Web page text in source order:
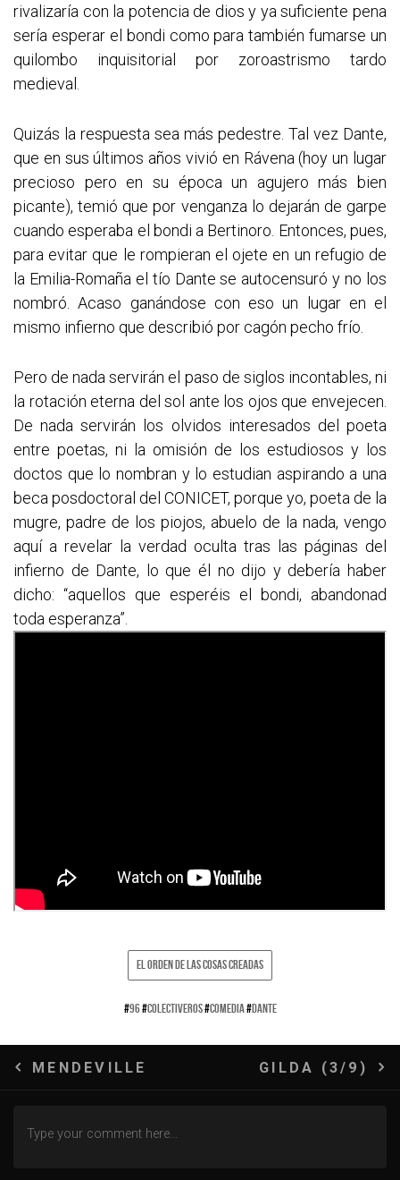
rivalizaría con la potencia de dios y ya suficiente pena
sería esperar el bondi como para también fumarse un
quilombo inquisitorial por zoroastrismo tardo
medieval.
Quizás la respuesta sea más pedestre. Tal vez Dante,
que en sus últimos años vivió en Rávena (hoy un lugar
precioso pero en su época un agujero más bien
picante), temió que por venganza lo dejarán de garpe
cuando esperaba el bondi a Bertinoro. Entonces, pues,
para evitar que le rompieran el ojete en un refugio de
la Emilia-Romaña el tío Dante se autocensuró y no los
nombró. Acaso ganándose con eso un lugar en el
mismo infierno que describió por cagón pecho frío.
Pero de nada servirán el paso de siglos incontables, ni
la rotación eterna del sol ante los ojos que envejecen.
De nada servirán los olvidos interesados del poeta
entre poetas, ni la omisión de los estudiosos y los
doctos que lo nombran y lo estudian aspirando a una
beca posdoctoral del CONICET, porque yo, poeta de la
mugre, padre de los piojos, abuelo de la nada, vengo
aquí a revelar la verdad oculta tras las páginas del
infierno de Dante, lo que él no dijo y debería haber
dicho: “aquellos que esperéis el bondi, abandonad
toda esperanza”.
EL ORDEN DE LAS COSAS CREADAS
#96#COLECTIVEROS#COMEDIA#DANTE
Navegación
entradas
MENDEVILLE GILDA (3/9)